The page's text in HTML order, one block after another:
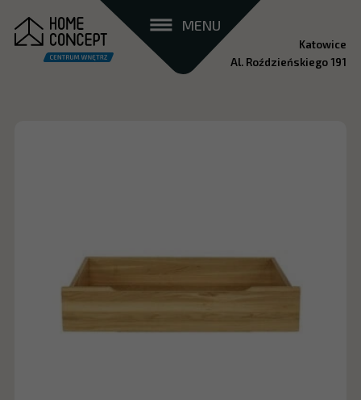
MENU
Katowice
Al. Roździeńskiego 191